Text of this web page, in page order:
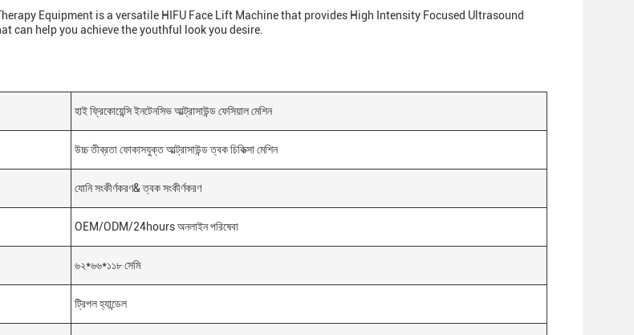
Equipment is a versatile HIFU Face Lift Machine that provides High Intensity Focused Ultrasound
can help you achieve the youthful look you desire.
হাই ফ্রিকোয়েন্সি ইনটেনসিভ আল্ট্রাসাউন্ড ফেসিয়াল মেশিন
উচ্চ তীব্রতা ফোকাসযুক্ত আল্ট্রাসাউন্ড ত্বক চিকিত্সা মেশিন
যোনি সংকীর্ণকরণ& ত্বক সংকীর্ণকরণ
OEM/ODM/24hours অনলাইন পরিষেবা
৬২*৬৬*১১৮ সেমি
ট্রিপল হ্যান্ডেল